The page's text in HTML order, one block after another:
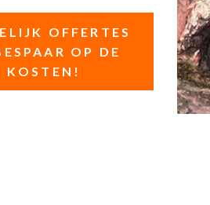
OFFERTES
OP DE
KOSTEN!